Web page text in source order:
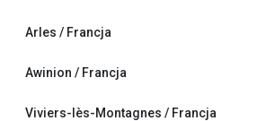
Arles / Francja
Awinion / Francja
Viviers-lès-Montagnes / Francja